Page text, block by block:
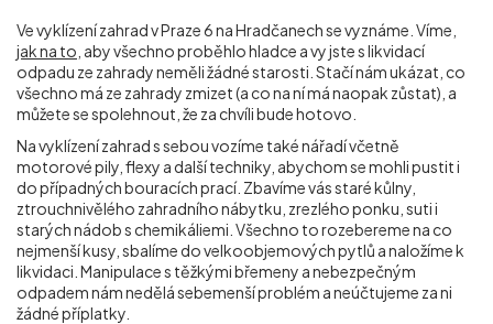
Ve vyklízení zahrad v Praze 6 na Hradčanechse vyznáme. Víme,
jak na to , aby všechno proběhlo hladce a vy jste s likvidací
odpadu ze zahrady neměli žádné starosti. Stačí nám ukázat, co
všechno má ze zahrady zmizet (a co na ní má naopak zůstat), a
můžete se spolehnout, že za chvíli bude hotovo.
Na vyklízení zahrad s sebou vozíme také nářadí včetně
motorové pily, flexy a další techniky, abychom se mohli pustit i
do případných bouracích prací. Zbavíme vás staré kůlny,
ztrouchnivělého zahradního nábytku, zrezlého ponku, suti i
starých nádob s chemikáliemi. Všechno to rozebereme na co
nejmenší kusy, sbalíme do velkoobjemových pytlů a naložíme k
likvidaci. Manipulace s těžkými břemeny a nebezpečným
odpadem nám nedělá sebemenší problém a neúčtujeme za ni
žádné příplatky.